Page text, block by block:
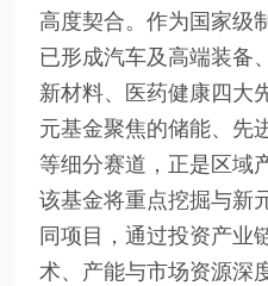
高度契合。作为国家级
已形成汽车及高端装备
新材料、医药健康四大
元基金聚焦的储能、先
等细分赛道，正是区域
该基金将重点挖掘与新
同项目，通过投资产业
术、产能与市场资源深